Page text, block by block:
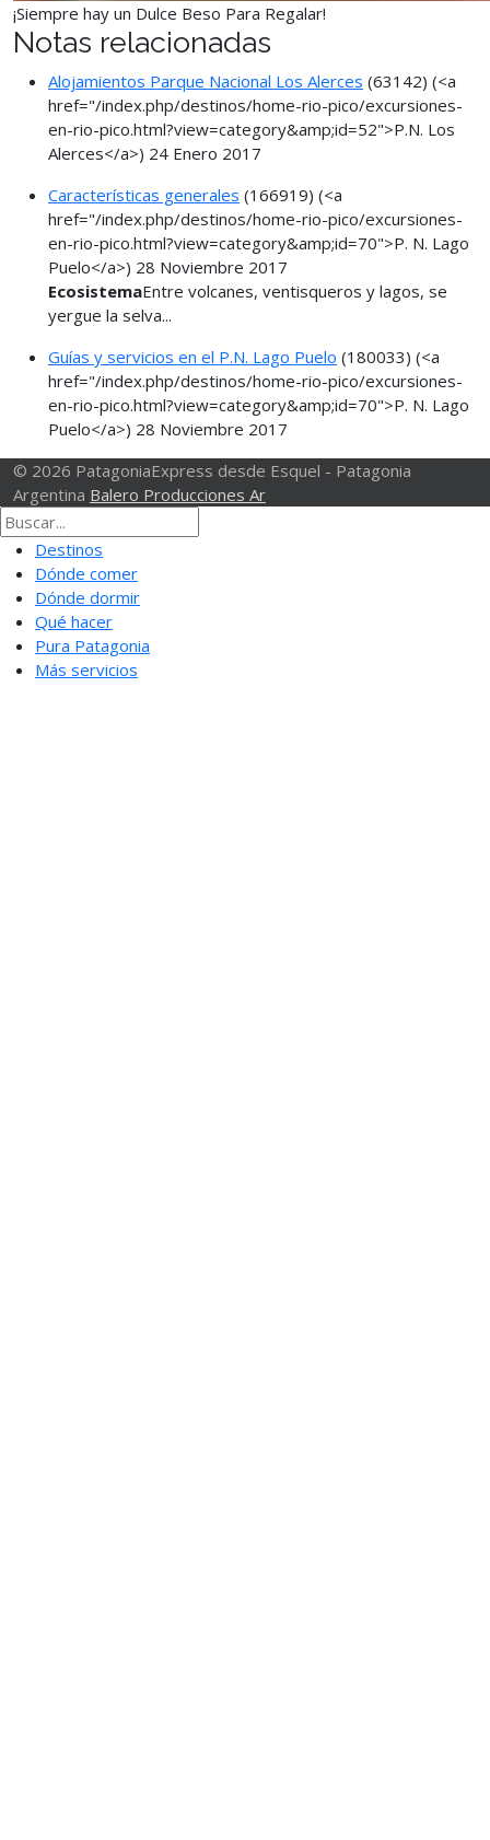
¡Siempre hay un Dulce Beso Para Regalar!
Notas relacionadas
Alojamientos Parque Nacional Los Alerces (63142) (<a
href="/index.php/destinos/home-rio-pico/excursiones-
en-rio-pico.html?view=category&amp;id=52">P.N. Los
Alerces</a>) 24 Enero 2017
Características generales (166919) (<a
href="/index.php/destinos/home-rio-pico/excursiones-
en-rio-pico.html?view=category&amp;id=70">P. N. Lago
Puelo</a>) 28 Noviembre 2017
EcosistemaEntre volcanes, ventisqueros y lagos, se
yergue la selva...
Guías y servicios en el P.N. Lago Puelo (180033) (<a
href="/index.php/destinos/home-rio-pico/excursiones-
en-rio-pico.html?view=category&amp;id=70">P. N. Lago
Puelo</a>) 28 Noviembre 2017
© 2026 PatagoniaExpress desde Esquel - Patagonia
Argentina Balero Producciones Ar
Destinos
Dónde comer
Dónde dormir
Qué hacer
Pura Patagonia
Más servicios